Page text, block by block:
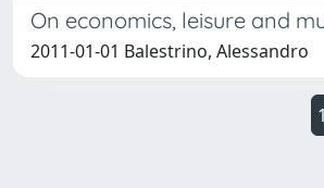
On economics, leisure and
2011-01-01 Balestrino, Alessandro
1